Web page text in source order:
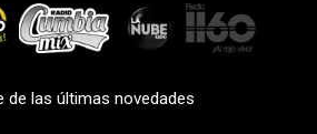
de las últimas novedades